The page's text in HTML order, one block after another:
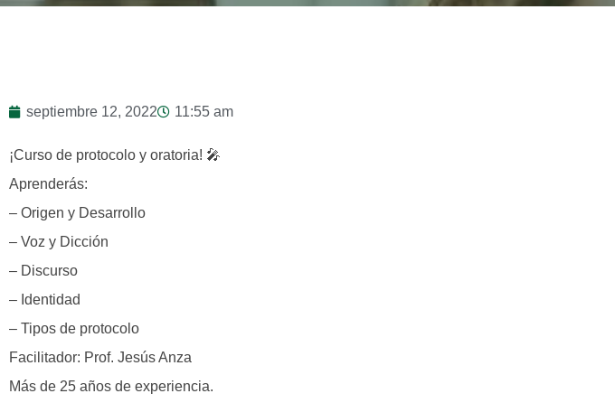
septiembre 12, 2022 11:55 am
¡Curso de protocolo y oratoria! 🎤
Aprenderás:
– Origen y Desarrollo
– Voz y Dicción
– Discurso
– Identidad
– Tipos de protocolo
Facilitador: Prof. Jesús Anza
Más de 25 años de experiencia.